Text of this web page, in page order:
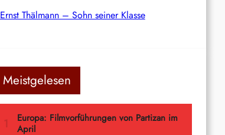
Ernst Thälmann – Sohn seiner Klasse
Meistgelesen